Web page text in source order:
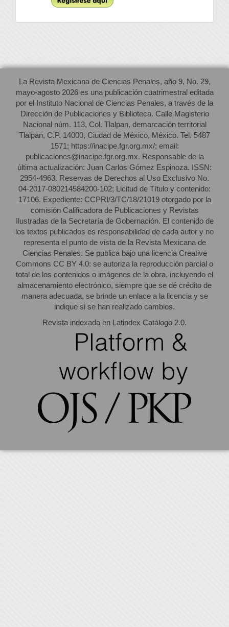
La Revista Mexicana de Ciencias Penales, año 9, No. 29,
mayo-agosto 2026 es una publicación cuatrimestral editada
por el Instituto Nacional de Ciencias Penales, a través de la
Dirección de Publicaciones y Biblioteca. Calle Magisterio
Nacional núm. 113, Col. Tlalpan, demarcación territorial
Tlalpan, C.P. 14000, Ciudad de México, México. Tel. 5487
1571; https://inacipe.fgr.org.mx/; email:
publicaciones@inacipe.fgr.org.mx. Responsable de la
última actualización: Juan Carlos Gómez Espinoza. ISSN:
2954-4963. Reservas de Derechos al Uso Exclusivo No.
04-2017-080214584200-102; Licitud de Título y contenido:
17106. Expediente: CCPRI/3/TC/18/21019 otorgado por la
comisión Calificadora de Publicaciones y Revistas
Ilustradas de la Secretaría de Gobernación. El contenido de
los textos publicados es responsabilidad de cada autor y no
representa el punto de vista de la Revista Mexicana de
Ciencias Penales. Se publica bajo una licencia Creative
Commons CC BY 4.0: se autoriza la reproducción parcial o
total de los contenidos o imágenes de la obra, incluyendo el
almacenamiento electrónico, siempre que se dé crédito de
manera adecuada, se brinde un enlace a la licencia y se
indique si se han realizado cambios.
Revista indexada en Latindex Catálogo 2.0.